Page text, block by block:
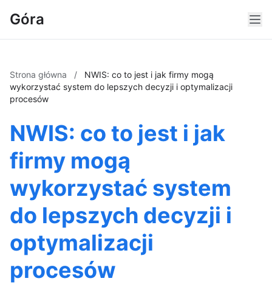
Góra
Strona główna /
NWIS: co to jest i jak firmy mogą
wykorzystać system do lepszych decyzji i optymalizacji
procesów
NWIS: co to jest i jak
firmy mogą
wykorzystać system
do lepszych decyzji i
optymalizacji
procesów